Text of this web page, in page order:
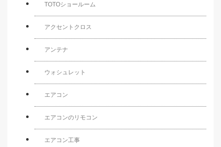
TOTOショールーム
アクセントクロス
アンテナ
ウォシュレット
エアコン
エアコンのリモコン
エアコン工事